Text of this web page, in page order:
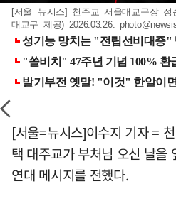
[서울=뉴시스] 천주교 서울대교구장
대교구 제공) 2026.03.26.
[서울=뉴시스]이수지 기자 =
택 대주교가 부처님 오신 날을
연대 메시지를 전했다.